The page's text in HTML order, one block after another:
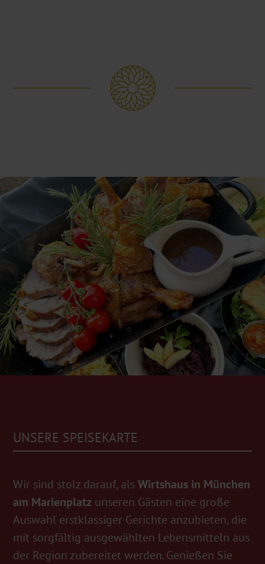
UNSERE SPEISEKARTE
Wir sind stolz darauf, alsWirtshaus in München
am Marienplatz unseren Gästen eine große
Auswahl erstklassiger Gerichte anzubieten, die
mit sorgfältig ausgewählten Lebensmitteln aus
der Region zubereitet werden. Genießen Sie